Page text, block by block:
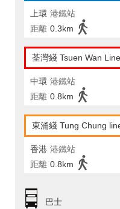
上環 港鐵站
距離 0.3km
荃灣綫 Tsuen Wan Line
中環 港鐵站
距離 0.8km
東涌綫 Tung Chung
香港 港鐵站
距離 0.8km
巴士